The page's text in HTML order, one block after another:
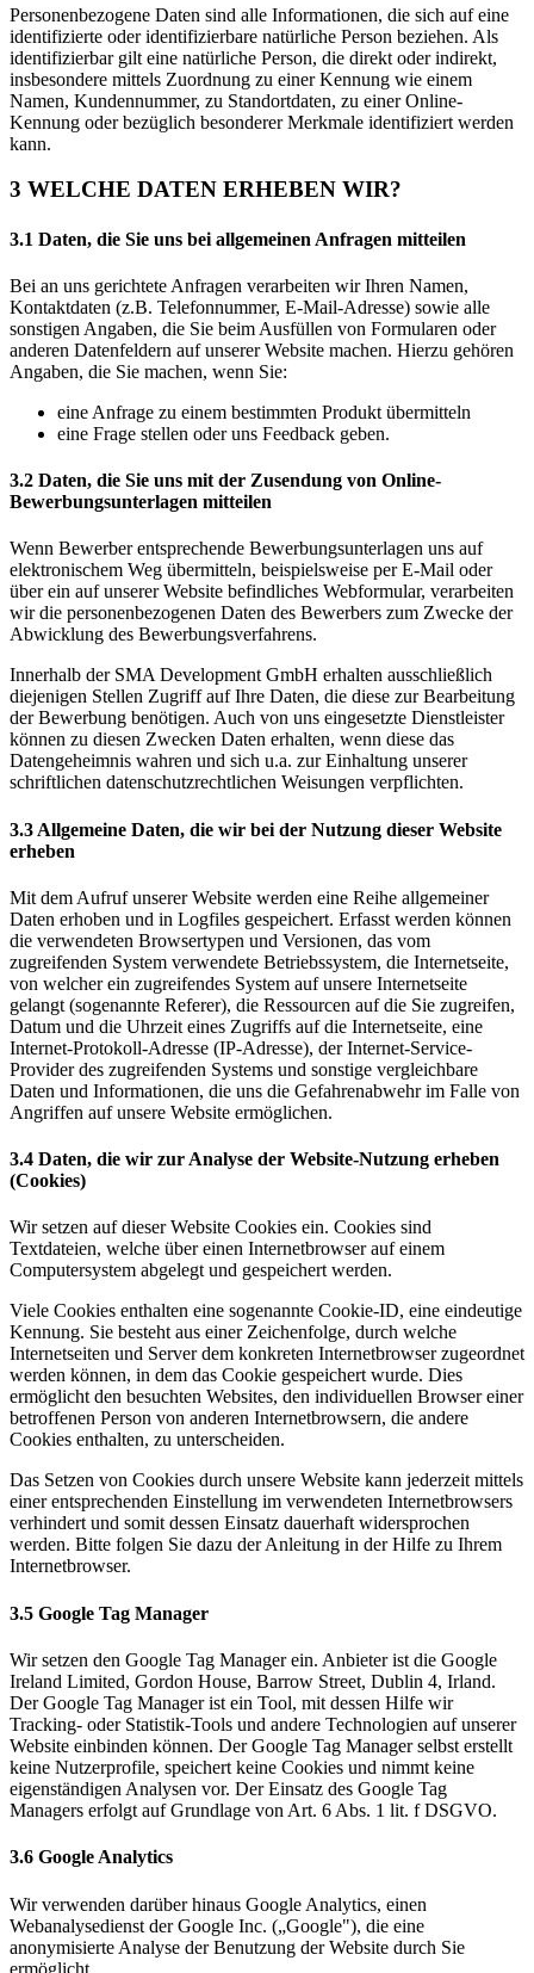
Personenbezogene Daten sind alle Informationen, die sich auf eine
identifizierte oder identifizierbare natürliche Person beziehen. Als
identifizierbar gilt eine natürliche Person, die direkt oder indirekt,
insbesondere mittels Zuordnung zu einer Kennung wie einem
Namen, Kundennummer, zu Standortdaten, zu einer Online-
Kennung oder bezüglich besonderer Merkmale identifiziert werden
kann.
3 WELCHE DATEN ERHEBEN WIR?
3.1 Daten, die Sie uns bei allgemeinen Anfragen mitteilen
Bei an uns gerichtete Anfragen verarbeiten wir Ihren Namen,
Kontaktdaten (z.B. Telefonnummer, E-Mail-Adresse) sowie alle
sonstigen Angaben, die Sie beim Ausfüllen von Formularen oder
anderen Datenfeldern auf unserer Website machen. Hierzu gehören
Angaben, die Sie machen, wenn Sie:
eine Anfrage zu einem bestimmten Produkt übermitteln
eine Frage stellen oder uns Feedback geben.
3.2 Daten, die Sie uns mit der Zusendung von Online-
Bewerbungsunterlagen mitteilen
Wenn Bewerber entsprechende Bewerbungsunterlagen uns auf
elektronischem Weg übermitteln, beispielsweise per E-Mail oder
über ein auf unserer Website befindliches Webformular, verarbeiten
wir die personenbezogenen Daten des Bewerbers zum Zwecke der
Abwicklung des Bewerbungsverfahrens.
Innerhalb der SMA Development GmbH erhalten ausschließlich
diejenigen Stellen Zugriff auf Ihre Daten, die diese zur Bearbeitung
der Bewerbung benötigen. Auch von uns eingesetzte Dienstleister
können zu diesen Zwecken Daten erhalten, wenn diese das
Datengeheimnis wahren und sich u.a. zur Einhaltung unserer
schriftlichen datenschutzrechtlichen Weisungen verpflichten.
3.3 Allgemeine Daten, die wir bei der Nutzung dieser Website
erheben
Mit dem Aufruf unserer Website werden eine Reihe allgemeiner
Daten erhoben und in Logfiles gespeichert. Erfasst werden können
die verwendeten Browsertypen und Versionen, das vom
zugreifenden System verwendete Betriebssystem, die Internetseite,
von welcher ein zugreifendes System auf unsere Internetseite
gelangt (sogenannte Referer), die Ressourcen auf die Sie zugreifen,
Datum und die Uhrzeit eines Zugriffs auf die Internetseite, eine
Internet-Protokoll-Adresse (IP-Adresse), der Internet-Service-
Provider des zugreifenden Systems und sonstige vergleichbare
Daten und Informationen, die uns die Gefahrenabwehr im Falle von
Angriffen auf unsere Website ermöglichen.
3.4 Daten, die wir zur Analyse der Website-Nutzung erheben
(Cookies)
Wir setzen auf dieser Website Cookies ein. Cookies sind
Textdateien, welche über einen Internetbrowser auf einem
Computersystem abgelegt und gespeichert werden.
Viele Cookies enthalten eine sogenannte Cookie-ID, eine eindeutige
Kennung. Sie besteht aus einer Zeichenfolge, durch welche
Internetseiten und Server dem konkreten Internetbrowser zugeordnet
werden können, in dem das Cookie gespeichert wurde. Dies
ermöglicht den besuchten Websites, den individuellen Browser einer
betroffenen Person von anderen Internetbrowsern, die andere
Cookies enthalten, zu unterscheiden.
Das Setzen von Cookies durch unsere Website kann jederzeit mittels
einer entsprechenden Einstellung im verwendeten Internetbrowsers
verhindert und somit dessen Einsatz dauerhaft widersprochen
werden. Bitte folgen Sie dazu der Anleitung in der Hilfe zu Ihrem
Internetbrowser.
3.5 Google Tag Manager
Wir setzen den Google Tag Manager ein. Anbieter ist die Google
Ireland Limited, Gordon House, Barrow Street, Dublin 4, Irland.
Der Google Tag Manager ist ein Tool, mit dessen Hilfe wir
Tracking- oder Statistik-Tools und andere Technologien auf unserer
Website einbinden können. Der Google Tag Manager selbst erstellt
keine Nutzerprofile, speichert keine Cookies und nimmt keine
eigenständigen Analysen vor. Der Einsatz des Google Tag
Managers erfolgt auf Grundlage von Art. 6 Abs. 1 lit. f DSGVO.
3.6 Google Analytics
Wir verwenden darüber hinaus Google Analytics, einen
Webanalysedienst der Google Inc. („Google"), die eine
anonymisierte Analyse der Benutzung der Website durch Sie
ermöglicht.